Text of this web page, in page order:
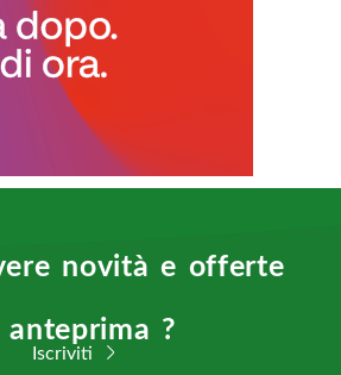
novità e offerte
anteprima ?
Iscriviti